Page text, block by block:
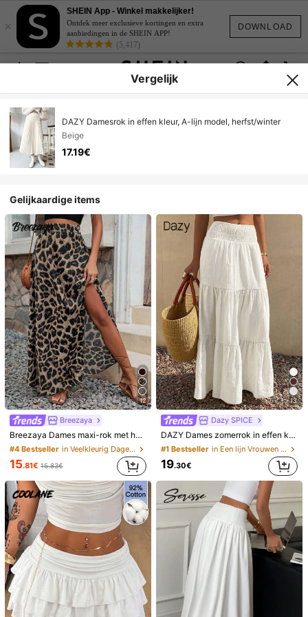
DOWNLOAD
×
SHEIN App - Winkel makkelijker!
Ontdek meer exclusieve kortingen en extra
aanbiedingen in de SHEIN APP!
(5,417)
1/5
17 .19€
DAZY Damesrok in effen kleur, A-lijn model,
herfst/winter
5.00
(2)
Maat EU
32(S) 34 (M) 36(L)
Vergelijk
DAZY Damesrok in effen kleur, A-lijn model, herfst/winter
Beige
17.19€
Gelijkaardige items
12
Breezaya
Breezaya Dames maxi-rok met hoge taille en allover print en zijsplit voor de feestdagen
#4 Bestseller in Veelkleurig Dagelijkse rokken
15.81€ 15.83€
13
Dazy SPICE
DAZY Dames zomerrok in effen kleur met textuur en ruches aan de zoom, A-lijn model, boho-stijl.
#1 Bestseller in Een lijn Vrouwen Rokken
19.30€